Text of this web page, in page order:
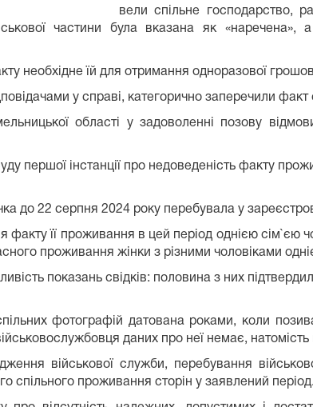
вели спільне господарство,
частини була вказана як «наречена»,
необхідне їй для отримання одноразової
у справі, категорично заперечили
області у задоволенні позову
першої інстанції про недоведеність факту
до 22 серпня 2024 року перебувала у
її проживання в цей період однією сім`єю
проживання жінки з різними чоловіками
показань свідків: половина з них
фотографій датована роками, коли
даних про неї немає, натомість
військової служби, перебування
спільного проживання сторін у заявлений період.